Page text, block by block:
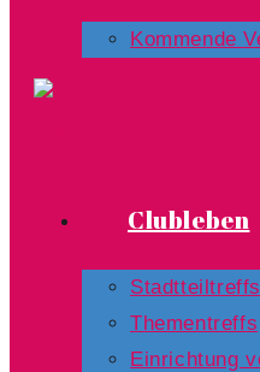
Kommende
Clubleben
Stadtteiltreffs
Thementreffs
Einrichtung